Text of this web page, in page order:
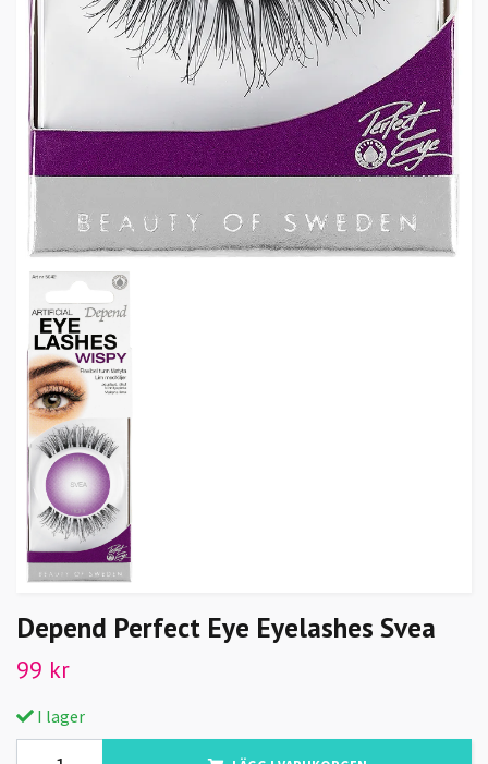
Depend Perfect Eye Eyelashes Svea
99 kr
I lager